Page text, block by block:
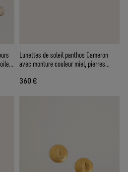
Lunettes de soleil panthos Cameron
avec monture couleur miel, pierres
360 €